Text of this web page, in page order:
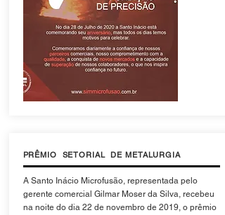
PRÊMIO SETORIAL DE METALURGIA
A Santo Inácio Microfusão, representada pelo
gerente comercial Gilmar Moser da Silva, recebeu
na noite do dia 22 de novembro de 2019, o prêmio